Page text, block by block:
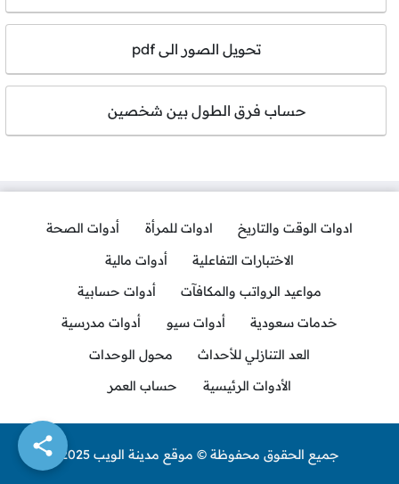
تحويل الصور الى pdf
حساب فرق الطول بين شخصين
ادوات الوقت والتاريخ ادوات للمرأة
أدوات الصحة
الاختبارات التفاعلية
أدوات مالية
مواعيد الرواتب والمكافآت
أدوات حسابية
خدمات سعودية
أدوات سيو
أدوات مدرسية
العد التنازلي للأحداث
محول الوحدات
الأدوات الرئيسية
حساب العمر
جميع الحقوق محفوظة © موقع مدينة الويب 2025